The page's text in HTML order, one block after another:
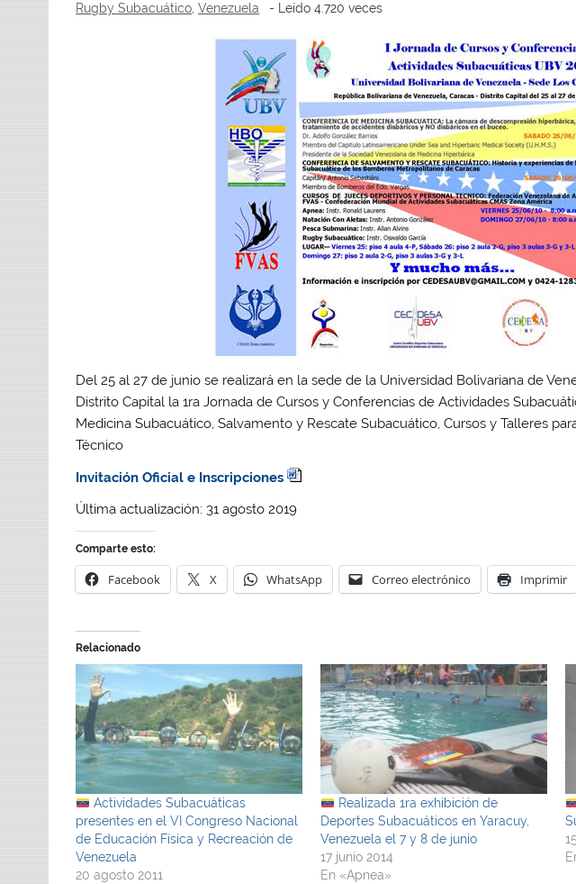
Rugby Subacuático ,Venezuela - Leído 4.720 veces
Del 25 al 27 de junio se realizará en la sede de la Universidad Bolivariana de
Distrito Capital la 1ra Jornada de Cursos y Conferencias de Actividades
Medicina Subacuático, Salvamento y Rescate Subacuático, Cursos y Talleres
Técnico
Invitación Oficial e Inscripciones
Última actualización: 31 agosto 2019
Comparte esto:
Facebook X WhatsApp Correo electrónico Imprimir
Relacionado
Actividades Subacuáticas
presentes en el VI Congreso Nacional
de Educación Física y Recreación de
Venezuela
20 agosto 2011
Realizada 1ra exhibición de
Deportes Subacuáticos en Yaracuy,
Venezuela el 7 y 8 de junio
17 junio 2014
En «Apnea»